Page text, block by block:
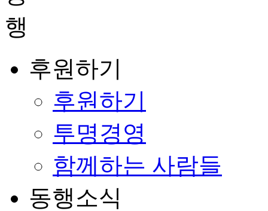
후원하기
후원하기
투명경영
함께하는 사람들
동행소식